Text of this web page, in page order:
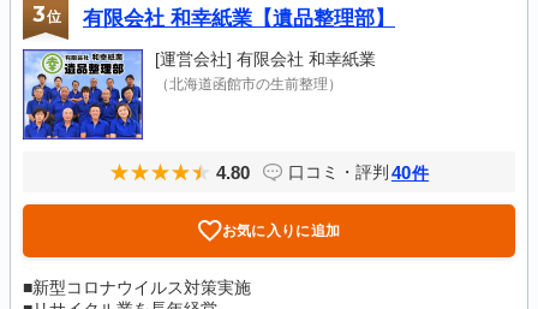
3位 有限会社 和幸紙業【遺品整理部】
[運営会社] 有限会社 和幸紙業
（北海道函館市の生前整理）
4.80 口コミ・評判 40件
お気に入りに追加
■新型コロナウイルス対策実施